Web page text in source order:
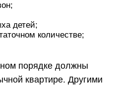
детей;
количестве;
порядке должны
квартире. Другими